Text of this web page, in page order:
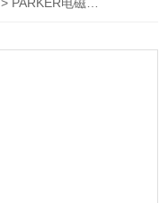
> PARKER电磁阀